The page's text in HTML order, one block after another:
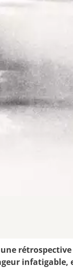
infatigable,